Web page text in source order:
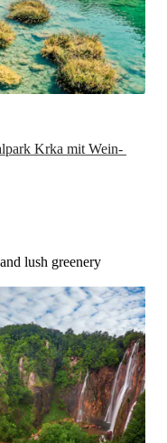
Krka mit Wein-
lush greenery